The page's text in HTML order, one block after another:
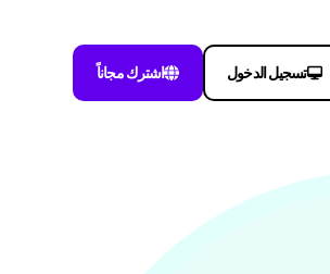
تسجيل الدخول اشترك مجاناً